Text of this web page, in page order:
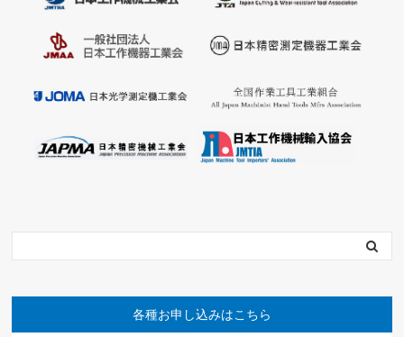
各種お申し込みはこちら